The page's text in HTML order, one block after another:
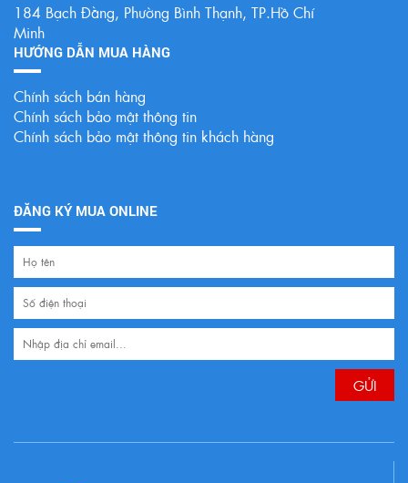
184 Bạch Đằng, Phường Bình Thạnh, TP.Hồ Chí
Minh
HƯỚNG DẪN MUA HÀNG
Chính sách bán hàng
Chính sách bảo mật thông tin
Chính sách bảo mật thông tin khách hàng
ĐĂNG KÝ MUA ONLINE